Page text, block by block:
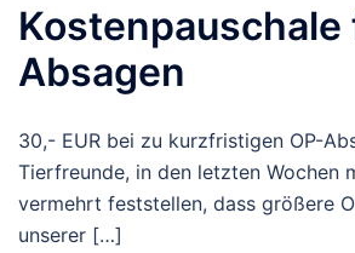
Kostenpauschale
Absagen
30,- EUR bei zu kurzfristigen OP-
Tierfreunde, in den letzten Wochen
vermehrt feststellen, dass größere
unserer […]